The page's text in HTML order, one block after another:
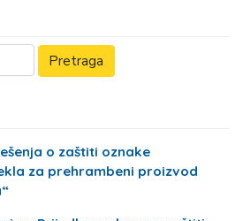
o zaštiti oznake
za prehrambeni proizvod